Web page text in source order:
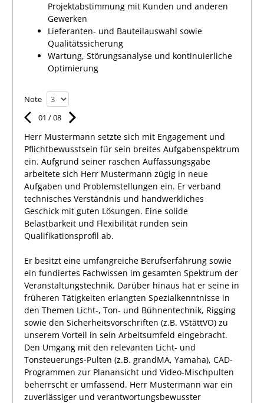
Projektabstimmung mit Kunden und anderen
Gewerken
Lieferanten- und Bauteilauswahl sowie
Qualitätssicherung
Wartung, Störungsanalyse und kontinuierliche
Optimierung
Note
01 /08
Herr Mustermann setzte sich mit Engagement und
Pflichtbewusstsein für sein breites Aufgabenspektrum
ein. Aufgrund seiner raschen Auffassungsgabe
arbeitete sich Herr Mustermann zügig in neue
Aufgaben und Problemstellungen ein. Er verband
technisches Verständnis und handwerkliches
Geschick mit guten Lösungen. Eine solide
Belastbarkeit und Flexibilität runden sein
Qualifikationsprofil ab.
Er besitzt eine umfangreiche Berufserfahrung sowie
ein fundiertes Fachwissen im gesamten Spektrum der
Veranstaltungstechnik. Darüber hinaus hat er seine in
früheren Tätigkeiten erlangten Spezialkenntnisse in
den Themen Licht-, Ton- und Bühnentechnik, Rigging
sowie den Sicherheitsvorschriften (z.B. VStättVO) zu
unserem Vorteil in sein Arbeitsumfeld eingebracht.
Den Umgang mit den relevanten Licht- und
Tonsteuerungs-Pulten (z.B. grandMA, Yamaha), CAD-
Programmen zur Planansicht und Video-Mischpulten
beherrscht er umfassend. Herr Mustermann war ein
zuverlässiger und verantwortungsbewusster